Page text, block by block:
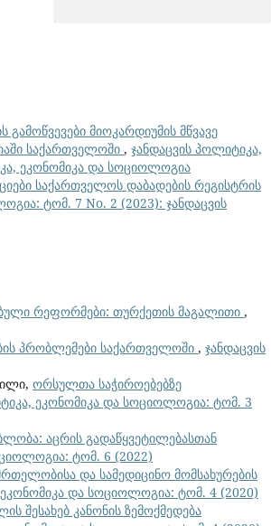
გამოწვევები მიოკარდიუმის მწვავე
საქართველოში , ჯანდაცვის პოლიტიკა,
ეკონომიკა და სოციოლოგია
საქართველოს დაბადების რეგისტრის
ტომ. 7 No. 2 (2023): ჯანდაცვის
რეფორმები: თურქეთის მაგალითი ,
პრობლემები საქართველოში , ჯანდაცვის
ორსულთა საჭიროებებზე
ეკონომიკა და სოციოლოგია: ტომ. 3
აცრის გადაწყვეტილებასთან
ტომ. 6 (2022)
და სამედიცინო მომსახურების
და სოციოლოგია: ტომ. 4 (2020)
შესახებ კანონის ზემოქმედება